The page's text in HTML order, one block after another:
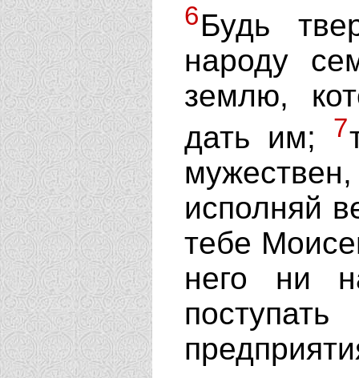
6Будь
народу
землю,
дать им;
7
исполняй
тебе
него ни